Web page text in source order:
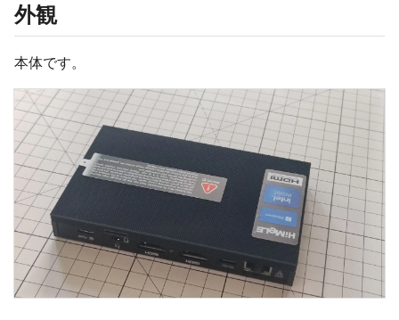
外観
本体です。